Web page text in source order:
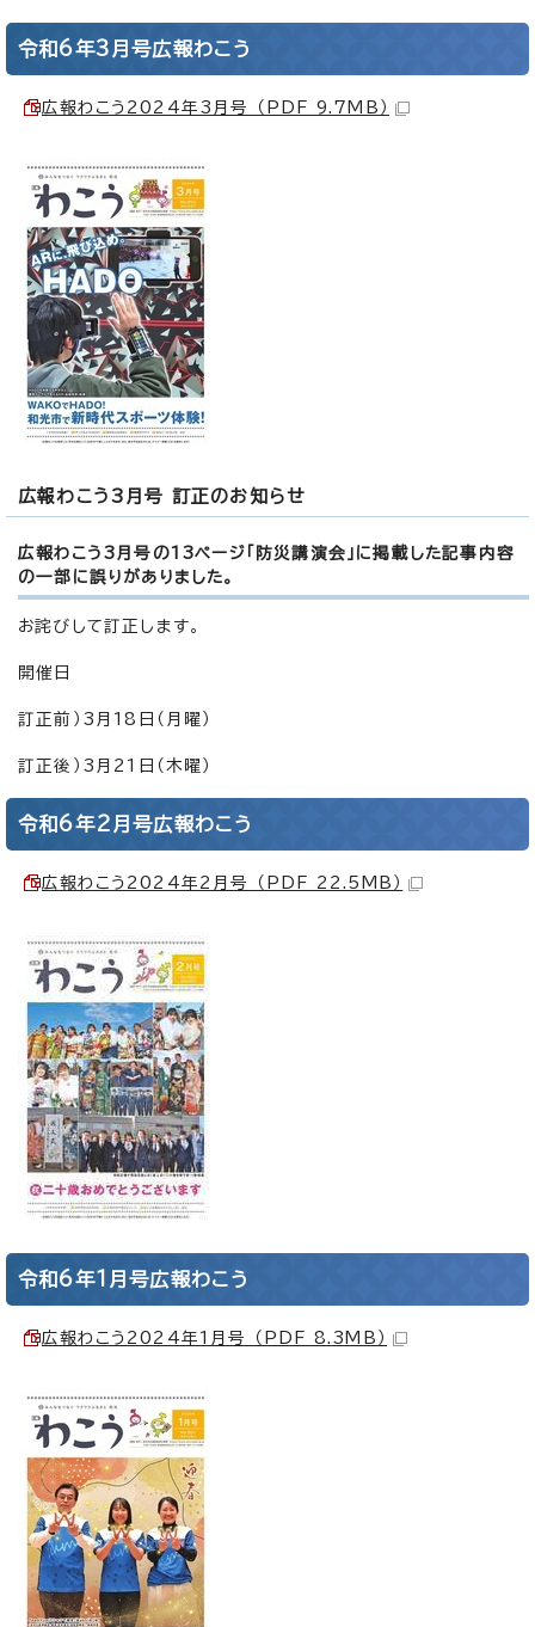
令和6年3月号広報わこう
広報わこう2024年3月号 （PDF 9.7MB）
広報わこう3月号 訂正のお知らせ
広報わこう3月号の13ページ「防災講演会」に掲載した記事内容
の一部に誤りがありました。
お詫びして訂正します。
開催日
訂正前）3月18日（月曜）
訂正後）3月21日（木曜）
令和6年2月号広報わこう
広報わこう2024年2月号 （PDF 22.5MB）
令和6年1月号広報わこう
広報わこう2024年1月号 （PDF 8.3MB）